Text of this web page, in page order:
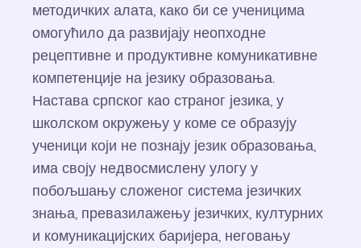
методичких алата, како би се ученицима
омогућило да развијају неопходне
рецептивне и продуктивне комуникативне
компетенције на језику образовања.
Настава српског као страног језика, у
школском окружењу у коме се образују
ученици који не познају језик образовања,
има своју недвосмислену улогу у
побољшању сложеног система језичких
знања, превазилажењу језичких, културних
и комуникацијских баријера, неговању